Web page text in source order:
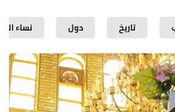
تاريخ دول نساء